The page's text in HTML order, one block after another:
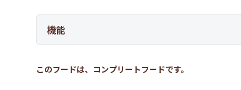
機能
このフードは、コンプリートフードです。